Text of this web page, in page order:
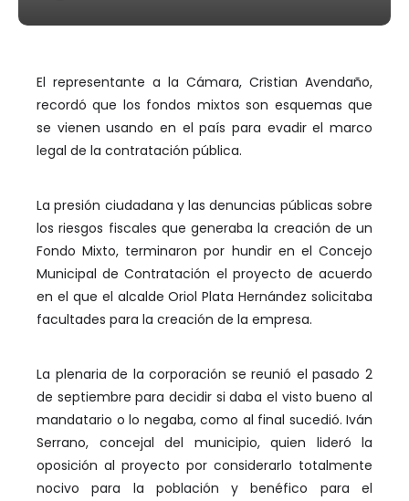
El representante a la Cámara, Cristian Avendaño,
recordó que los fondos mixtos son esquemas que
se vienen usando en el país para evadir el marco
legal de la contratación pública.
La presión ciudadana y las denuncias públicas sobre
los riesgos fiscales que generaba la creación de un
Fondo Mixto, terminaron por hundir en el Concejo
Municipal de Contratación el proyecto de acuerdo
en el que el alcalde Oriol Plata Hernández solicitaba
facultades para la creación de la empresa.
La plenaria de la corporación se reunió el pasado 2
de septiembre para decidir si daba el visto bueno al
mandatario o lo negaba, como al final sucedió. Iván
Serrano, concejal del municipio, quien lideró la
oposición al proyecto por considerarlo totalmente
nocivo para la población y benéfico para el